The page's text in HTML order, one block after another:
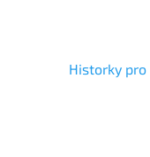
Historky